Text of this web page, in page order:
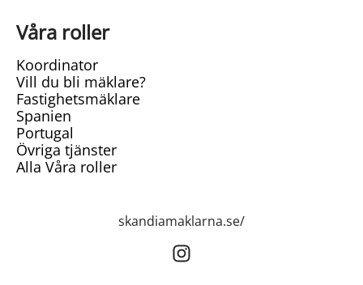
Våra roller
Koordinator
Vill du bli mäklare?
Fastighetsmäklare
Spanien
Portugal
Övriga tjänster
Alla Våra roller
skandiamaklarna.se/